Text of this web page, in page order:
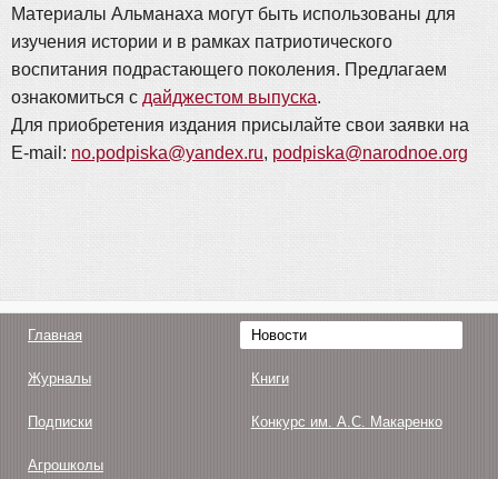
Материалы Альманаха могут быть использованы для
изучения истории и в рамках патриотического
воспитания подрастающего поколения. Предлагаем
ознакомиться с дайджестом выпуска.
Для приобретения издания присылайте свои заявки на
E-mail: no.podpiska@yandex.ru, podpiska@narodnoe.org
Главная Новости
Журналы Книги
Подписки Конкурс им. А.С. Макаренко
Агрошколы